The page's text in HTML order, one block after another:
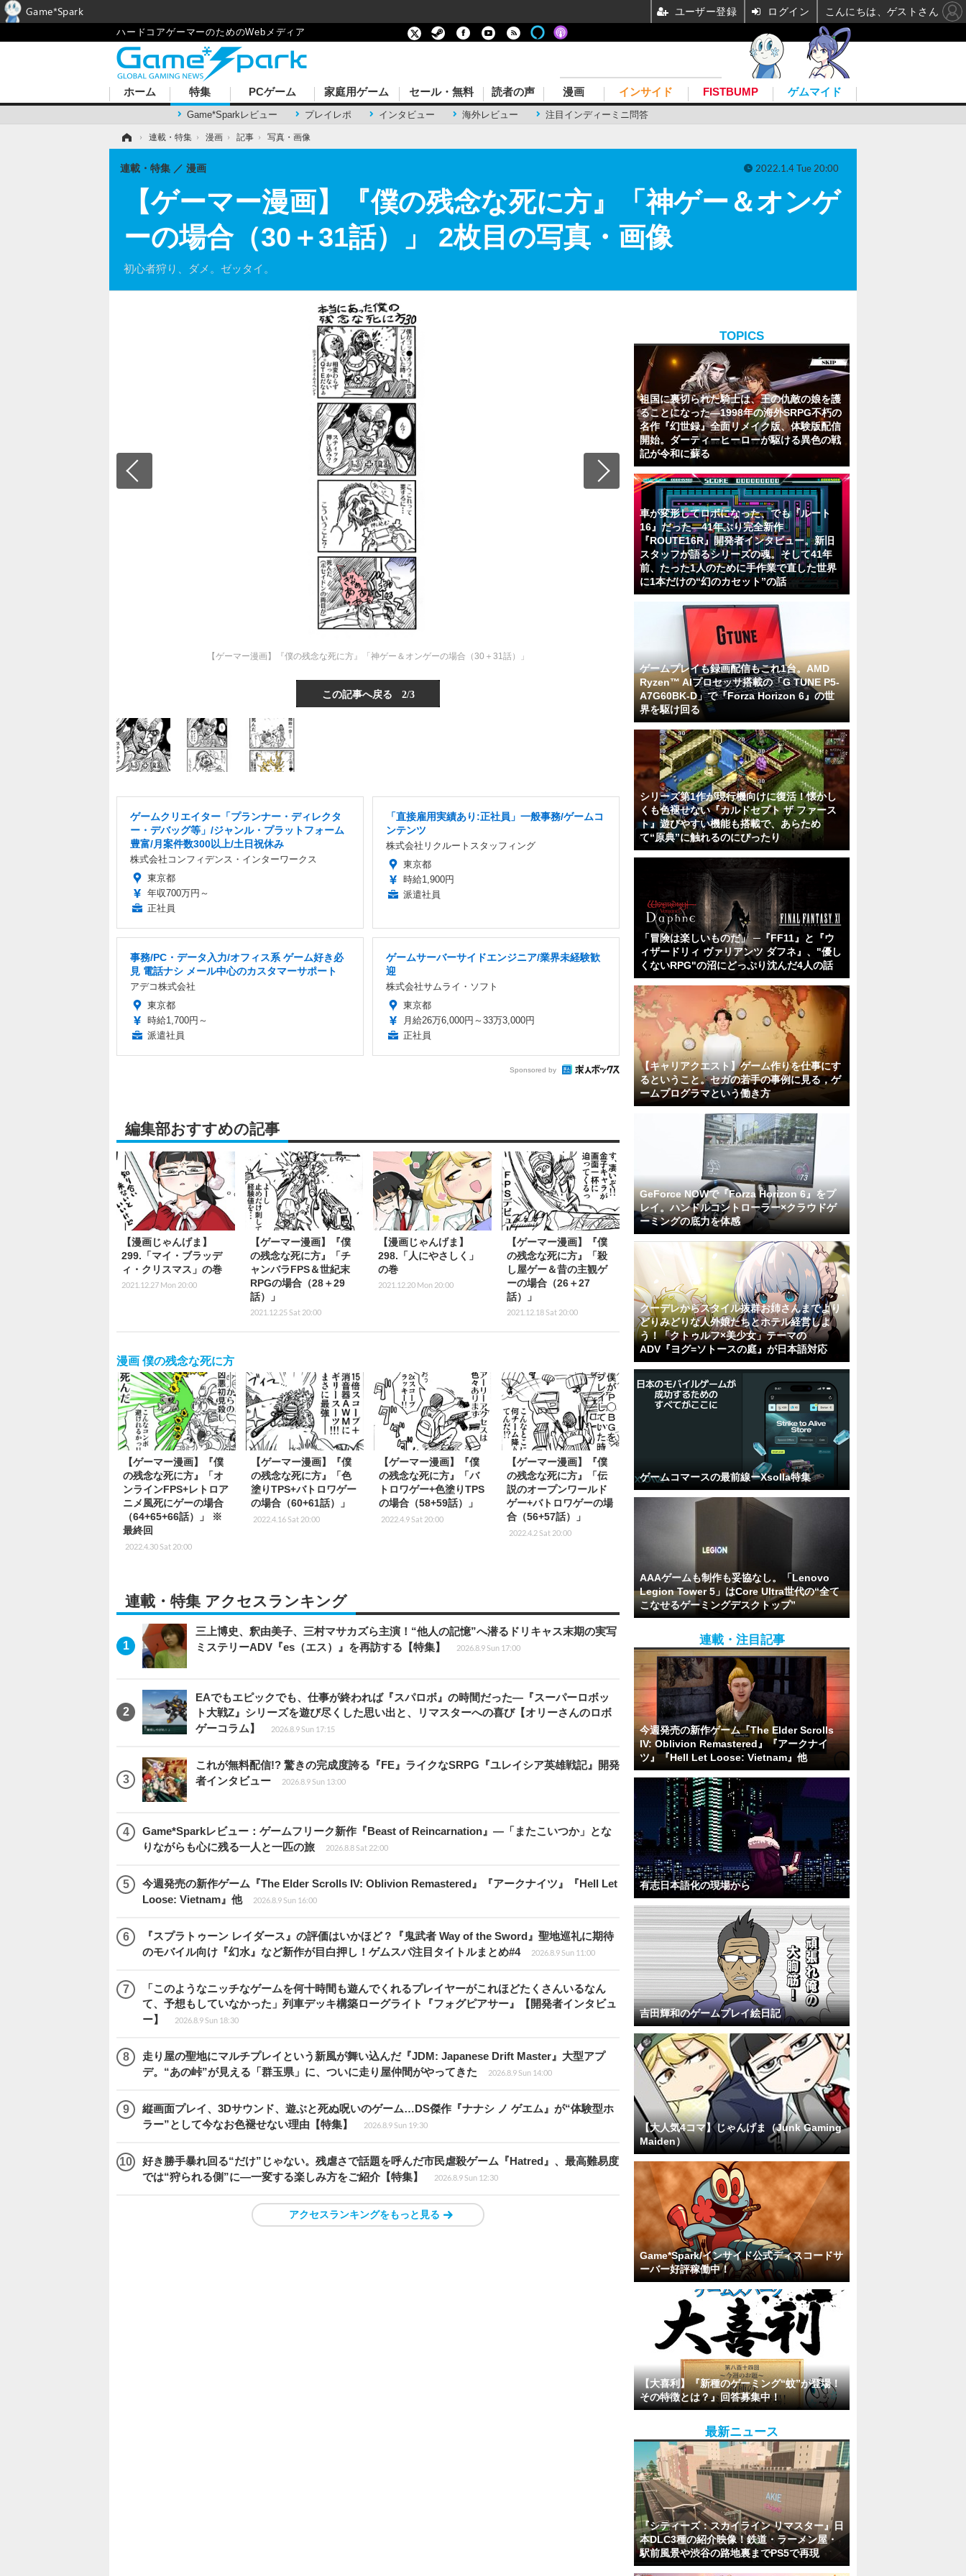
ハードコアゲーマーのためのWebメディア
ホーム 特集
Game*Sparkレビュー プレイレポ インタビュー 海外レビュー 注目インディーミニ問答
PCゲーム 家庭用ゲーム セール・無料 読者の声 漫画 インサイド FISTBUMP ゲムマイド
› 連載・特集 › 漫画 › 記事 › 写真・画像
【ゲーマー漫画】『僕の残念な死に方』「神ゲー＆オンゲ
ーの場合（30＋31話）」 2枚目の写真・画像
初心者狩り、ダメ。ゼッタイ。
連載・特集 漫画 2022.1.4 Tue 20:00
【ゲーマー漫画】『僕の残念な死に方』「神ゲー＆オンゲーの場合（30＋31話）」
この記事へ戻る 2/3
ゲームクリエイター「プランナー・ディレクタ
ー・デバッグ等」/ジャンル・プラットフォーム
豊富/月案件数300以上/土日祝休み
株式会社コンフィデンス・インターワークス
東京都
年収700万円～
正社員
「直接雇用実績あり:正社員」一般事務/ゲームコ
ンテンツ
株式会社リクルートスタッフィング
東京都
時給1,900円
派遣社員
事務/PC・データ入力/オフィス系 ゲーム好き必
見 電話ナシ メール中心のカスタマーサポート
アデコ株式会社
東京都
時給1,700円～
派遣社員
ゲームサーバーサイドエンジニア/業界未経験歓
迎
株式会社サムライ・ソフト
東京都
月給26万6,000円～33万3,000円
正社員
Sponsored by
編集部おすすめの記事
【漫画じゃんげま】
299.「マイ・ブラッデ
ィ・クリスマス」の巻
2021.12.27 Mon 20:00
【ゲーマー漫画】『僕
の残念な死に方』「チ
ャンバラFPS＆世紀末
RPGの場合（28＋29
話）」
2021.12.25 Sat 20:00
【漫画じゃんげま】
298.「人にやさしく」
の巻
2021.12.20 Mon 20:00
【ゲーマー漫画】『僕
の残念な死に方』「殺
し屋ゲー＆昔の主観ゲ
ーの場合（26＋27
話）」
2021.12.18 Sat 20:00
漫画 僕の残念な死に方
【ゲーマー漫画】『僕
の残念な死に方』「オ
ンラインFPS+レトロア
ニメ風死にゲーの場合
（64+65+66話）」 ※
最終回
2022.4.30 Sat 20:00
【ゲーマー漫画】『僕
の残念な死に方』「色
塗りTPS+バトロワゲー
の場合（60+61話）」
2022.4.16 Sat 20:00
【ゲーマー漫画】『僕
の残念な死に方』「バ
トロワゲー+色塗りTPS
の場合（58+59話）」
2022.4.9 Sat 20:00
【ゲーマー漫画】『僕
の残念な死に方』「伝
説のオープンワールド
ゲー+バトロワゲーの場
合（56+57話）」
2022.4.2 Sat 20:00
連載・特集 アクセスランキング
三上博史、釈由美子、三村マサカズら主演！“他人の記憶”へ潜るドリキャス末期の実写
ミステリーADV『es（エス）』を再訪する【特集】
2026.8.9 Sun 17:00
EAでもエピックでも、仕事が終われば『スパロボ』の時間だった―『スーパーロボッ
ト大戦Z』シリーズを遊び尽くした思い出と、リマスターへの喜び【オリーさんのロボ
ゲーコラム】
2026.8.9 Sun 17:15
これが無料配信!? 驚きの完成度誇る『FE』ライクなSRPG『ユレイシア英雄戦記』開発
者インタビュー
2026.8.9 Sun 13:00
Game*Sparkレビュー：ゲームフリーク新作『Beast of Reincarnation』―「またこいつか」とな
りながらも心に残る一人と一匹の旅
2026.8.8 Sat 22:00
今週発売の新作ゲーム『The Elder Scrolls IV: Oblivion Remastered』『アークナイツ』『Hell Let
Loose: Vietnam』他
2026.8.9 Sun 16:00
『スプラトゥーン レイダース』の評価はいかほど？『鬼武者 Way of the Sword』聖地巡礼に期待
のモバイル向け『幻水』など新作が目白押し！ゲムスパ注目タイトルまとめ#4
2026.8.9 Sun 11:00
「このようなニッチなゲームを何十時間も遊んでくれるプレイヤーがこれほどたくさんいるなん
て、予想もしていなかった」列車デッキ構築ローグライト『フォグピアサー』【開発者インタビュ
ー】
2026.8.9 Sun 18:30
走り屋の聖地にマルチプレイという新風が舞い込んだ『JDM: Japanese Drift Master』大型アプ
デ。“あの峠”が見える「群玉県」に、ついに走り屋仲間がやってきた
2026.8.9 Sun 14:00
縦画面プレイ、3Dサウンド、遊ぶと死ぬ呪いのゲーム…DS傑作『ナナシ ノ ゲエム』が“体験型ホ
ラー”として今なお色褪せない理由【特集】
2026.8.9 Sun 19:30
好き勝手暴れ回る“だけ”じゃない。残虐さで話題を呼んだ市民虐殺ゲーム『Hatred』、最高難易度
では“狩られる側”に―一変する楽しみ方をご紹介【特集】
2026.8.9 Sun 12:30
アクセスランキングをもっと見る
TOPICS
祖国に裏切られた騎士は、王の仇敵の娘を護
ることになった―1998年の海外SRPG不朽の
名作『幻世録』全面リメイク版、体験版配信
開始。ダーティーヒーローが駆ける異色の戦
記が令和に蘇る
車が変形してロボになった、でも『ルート
16』だった―41年ぶり完全新作
『ROUTE16R』開発者インタビュー。新旧
スタッフが語るシリーズの魂。そして41年
前、たった1人のために手作業で直した世界
に1本だけの“幻のカセット”の話
ゲームプレイも録画配信もこれ1台。AMD
Ryzen™ AIプロセッサ搭載の「G TUNE P5-
A7G60BK-D」で『Forza Horizon 6』の世
界を駆け回る
シリーズ第1作が現行機向けに復活！懐かし
くも色褪せない『カルドセプト ザ ファース
ト』遊びやすい機能も搭載で、あらため
て“原典”に触れるのにぴったり
「冒険は楽しいものだ」 ─『FF11』と『ウ
ィザードリィ ヴァリアンツ ダフネ』、"優し
くないRPG"の沼にどっぷり沈んだ4人の話
【キャリアクエスト】ゲーム作りを仕事にす
るということ。セガの若手の事例に見る，ゲ
ームプログラマという働き方
GeForce NOWで『Forza Horizon 6』をプ
レイ。ハンドルコントローラー×クラウドゲ
ーミングの底力を体感
クーデレからスタイル抜群お姉さんまでより
どりみどりな人外娘たちとホテル経営しよ
う！「クトゥルフ×美少女」テーマの
ADV『ヨグ=ソトースの庭』が日本語対応
ゲームコマースの最前線ーXsolla特集
AAAゲームも制作も妥協なし。「Lenovo
Legion Tower 5」はCore Ultra世代の“全て
こなせるゲーミングデスクトップ”
連載・注目記事
今週発売の新作ゲーム『The Elder Scrolls
IV: Oblivion Remastered』『アークナイ
ツ』『Hell Let Loose: Vietnam』他
有志日本語化の現場から
吉田輝和のゲームプレイ絵日記
【大人気4コマ】じゃんげま（Junk Gaming
Maiden）
Game*Spark/インサイド公式ディスコードサ
ーバー好評稼働中！
【大喜利】『新種のゲーミング“蚊”が登場！
その特徴とは？』回答募集中！
最新ニュース
『シティーズ：スカイライン リマスター』日
本DLC3種の紹介映像！鉄道・ラーメン屋・
駅前風景や渋谷の路地裏までPS5で再現
Game*Spark ユーザー登録 ログイン こんにちは、ゲストさん